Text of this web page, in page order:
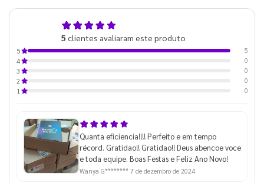
5 clientes avaliaram este produto
5
5
4
0
3
0
2
0
1
0
Quanta eficiencia!!!! Perfeito e em tempo
récord. Gratidao!! Gratidao!! Deus abencoe voce
e toda equipe. Boas Festas e Feliz Ano Novo!
Wanya G******** 7 de dezembro de 2024